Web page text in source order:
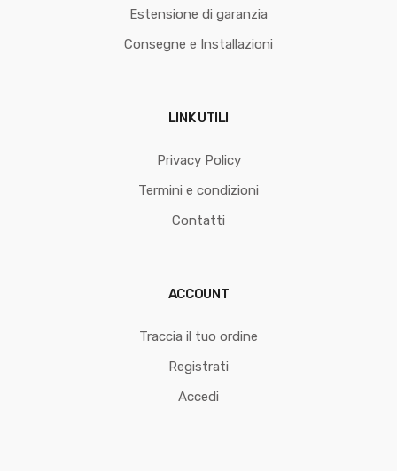
Estensione di garanzia
Consegne e Installazioni
LINK UTILI
Privacy Policy
Termini e condizioni
Contatti
ACCOUNT
Traccia il tuo ordine
Registrati
Accedi